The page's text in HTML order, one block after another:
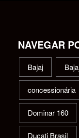
NAVEGAR
Bajaj
concessionária
Dominar 160
Ducati Brasil